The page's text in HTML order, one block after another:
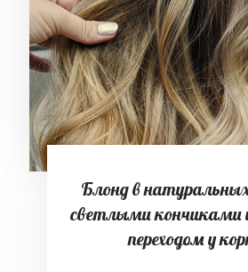
Блонд в
светлыми кончиками
переходом у